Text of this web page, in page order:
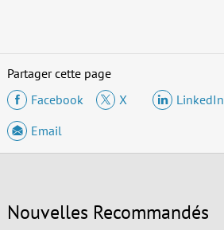
Partager cette page
Facebook
X LinkedIn
Email
Nouvelles Recommandés